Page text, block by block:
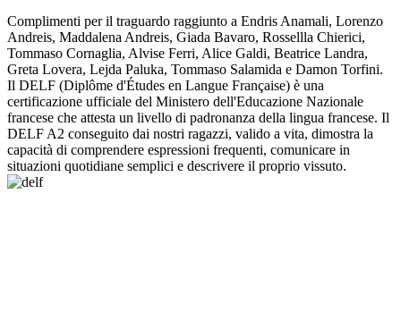
Complimenti per il traguardo raggiunto a Endris Anamali, Lorenzo
Andreis, Maddalena Andreis, Giada Bavaro, Rossellla Chierici,
Tommaso Cornaglia, Alvise Ferri, Alice Galdi, Beatrice Landra,
Greta Lovera, Lejda Paluka, Tommaso Salamida e Damon Torfini.
Il DELF (Diplôme d'Études en Langue Française) è una
certificazione ufficiale del Ministero dell'Educazione Nazionale
francese che attesta un livello di padronanza della lingua francese. Il
DELF A2 conseguito dai nostri ragazzi, valido a vita, dimostra la
capacità di comprendere espressioni frequenti, comunicare in
situazioni quotidiane semplici e descrivere il proprio vissuto.